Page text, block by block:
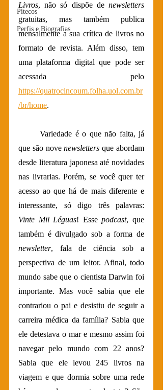
Pitecos
Perfis e Biografias
Livros, não só dispõe de newsletters
gratuitas, mas também publica
mensalmente a sua crítica de livros no
formato de revista. Além disso, tem
uma plataforma digital que pode ser
https://quatrocincoum.folha.uol.com.br
/br/home.
	Variedade é o que não falta, já
que são nove newsletters que abordam
desde literatura japonesa até novidades
nas livrarias. Porém, se você quer ter
acesso ao que há de mais diferente e
Vinte Mil Léguas! Esse podcast, que
newsletter, fala de ciência sob a
perspectiva de um leitor. Afinal, todo
mundo sabe que o cientista Darwin foi
importante. Mas você sabia que ele
contrariou o pai e desistiu de seguir a
carreira médica da família? Sabia que
ele detestava o mar e mesmo assim foi
navegar pelo mundo com 22 anos?
Sabia que ele levou 245 livros na
viagem e que dormia sobre uma rede